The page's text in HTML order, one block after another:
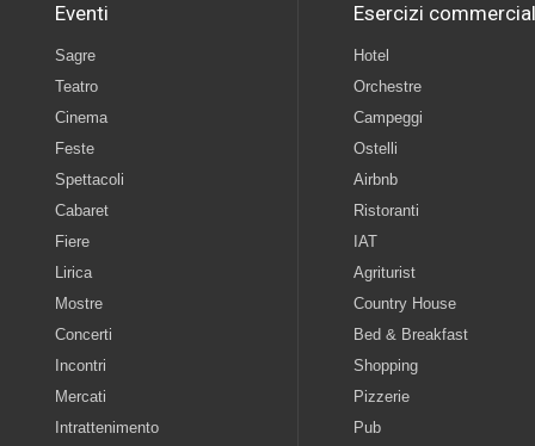
Eventi
Sagre
Teatro
Cinema
Feste
Spettacoli
Cabaret
Fiere
Lirica
Mostre
Concerti
Incontri
Mercati
Intrattenimento
Esercizi
Hotel
Orchestre
Campeggi
Ostelli
Airbnb
Ristoranti
IAT
Agriturist
Country House
Bed & Breakfast
Shopping
Pizzerie
Pub